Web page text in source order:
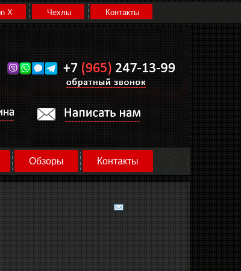
X Чехлы Контакты
Обзоры Контакты